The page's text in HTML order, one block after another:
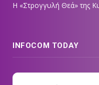
Η «Στρογγυλή Θεά» της
INFOCOM TODAY